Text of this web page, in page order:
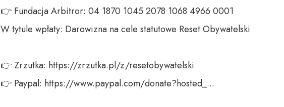
👉 Fundacja Arbitror: 04 1870 1045 2078 1068 4966 0001
W tytule wpłaty: Darowizna na cele statutowe Reset Obywatelski
👉 Zrzutka: https://zrzutka.pl/z/resetobywatelski
👉 Paypal: https://www.paypal.com/donate?hosted_...